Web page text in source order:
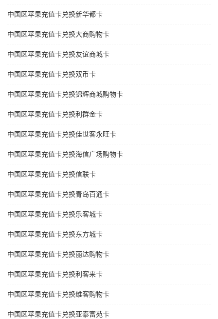
中国区苹果充值卡兑换新华都卡
中国区苹果充值卡兑换大商购物卡
中国区苹果充值卡兑换友谊商城卡
中国区苹果充值卡兑换双币卡
中国区苹果充值卡兑换锦辉商城购物卡
中国区苹果充值卡兑换利群金卡
中国区苹果充值卡兑换佳世客永旺卡
中国区苹果充值卡兑换海信广场购物卡
中国区苹果充值卡兑换信联卡
中国区苹果充值卡兑换青岛百通卡
中国区苹果充值卡兑换乐客城卡
中国区苹果充值卡兑换东方城卡
中国区苹果充值卡兑换丽达购物卡
中国区苹果充值卡兑换利客来卡
中国区苹果充值卡兑换维客购物卡
中国区苹果充值卡兑换亚泰富苑卡